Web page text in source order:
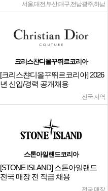
서울,대전,부산,대구,전남광주,하남
크리스챤디올꾸뛰르코리아
[크리스챤디올꾸뛰르코리아] 2026
년 신입/경력 공개채용
전국 지역
스톤아일랜드코리아
[STONE ISLAND] 스톤아일랜드
전국 매장 전 직급 채용
전국 매장